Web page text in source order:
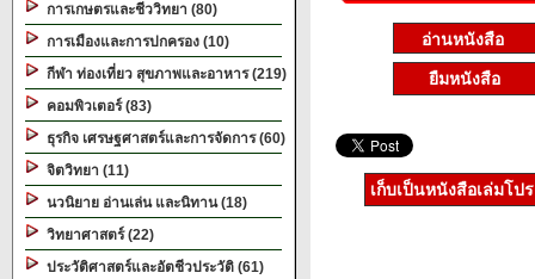
การเกษตรและชีววิทยา (80)
การเมืองและการปกครอง (10)
กีฬา ท่องเที่ยว สุขภาพและอาหาร (219)
คอมพิวเตอร์ (83)
ธุรกิจ เศรษฐศาสตร์และการจัดการ (60)
จิตวิทยา (11)
นวนิยาย อ่านเล่น และนิทาน (18)
วิทยาศาสตร์ (22)
ประวัติศาสตร์และอัตชีวประวัติ (61)
ยืมหนังสือ
เก็บเป็นหนังสือเล่มโป